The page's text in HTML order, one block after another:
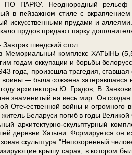
ПАРКУ. Неоднородный ре­льеф
в пейзажном сти­ле с вкраплением
искусственными пру­да­ми и
пру­дов при­да­ют пар­ку
швед­ский стол.
в Ме­мо­ри­аль­ный ком­плекс ХАТЫНЬ
го­дам ок­ку­па­ции и борь­бы
го­да, про­изо­шла тра­ге­дия,
вой­ны — бы­ла сож­же­на
ар­хи­тек­то­ры Ю. Гра­дов, В.
зна­ме­ни­тый на весь мир. Он со­здан
Оте­че­ствен­ной вой­ны и огром­но­го
Бе­ла­ру­си по­гиб в го­ды
архитектурно-скульптурный
де­рев­ни Ха­ты­ни. Фор­ми­ру­ет­ся он
скульп­ту­ра "Не­по­ко­рен­ный
кры­шу са­рая, в ко­то­ром